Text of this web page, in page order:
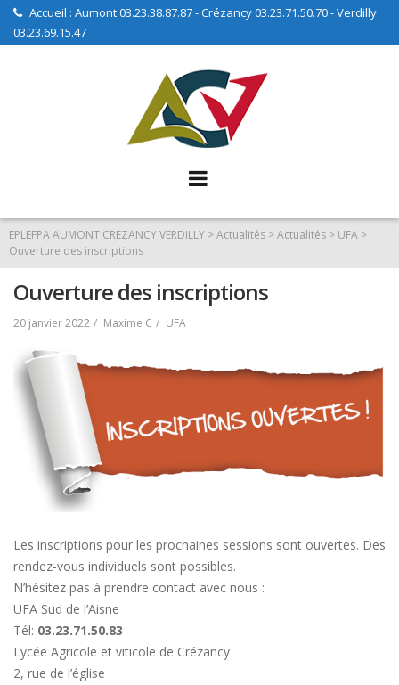
Skip Accueil : Aumont 03.23.38.87.87 - Crézancy 03.23.71.50.70 - Verdilly
03.23.69.15.47
EPLEFPA AUMONT CREZANCY VERDILLY >Actualités >Actualités > UFA >
Ouverture des inscriptions
Ouverture des inscriptions
20 janvier 2022 Maxime C UFA
Les inscriptions pour les prochaines sessions sont ouvertes. Des
rendez-vous individuels sont possibles.
N’hésitez pas à prendre contact avec nous :
UFA Sud de l’Aisne
Tél: 03.23.71.50.83
Lycée Agricole et viticole de Crézancy
2, rue de l’église